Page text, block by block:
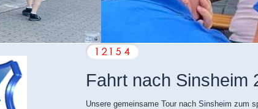
Fahrt nach Sinsheim
Unsere gemeinsame Tour nach Sinsheim zum